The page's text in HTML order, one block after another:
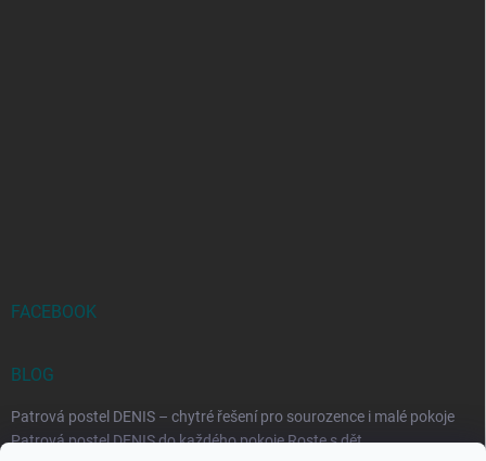
FACEBOOK
BLOG
Patrová postel DENIS – chytré řešení pro sourozence i malé pokoje
Patrová postel DENIS do každého pokoje Roste s dět...